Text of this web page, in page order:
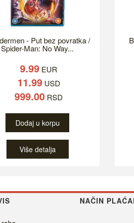
- Put bez povratka /
Spider-Man: No Way...
9.99 EUR
11.99USD
999.00 RSD
Dodaj u korpu
Više detalja
NAČIN